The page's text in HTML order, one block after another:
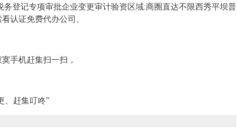
登记专项审批企业变更审计验资区域:商圈直达不限西秀平坝普
认证免费代办公司、
手机赶集扫一扫，
赶集叮咚”